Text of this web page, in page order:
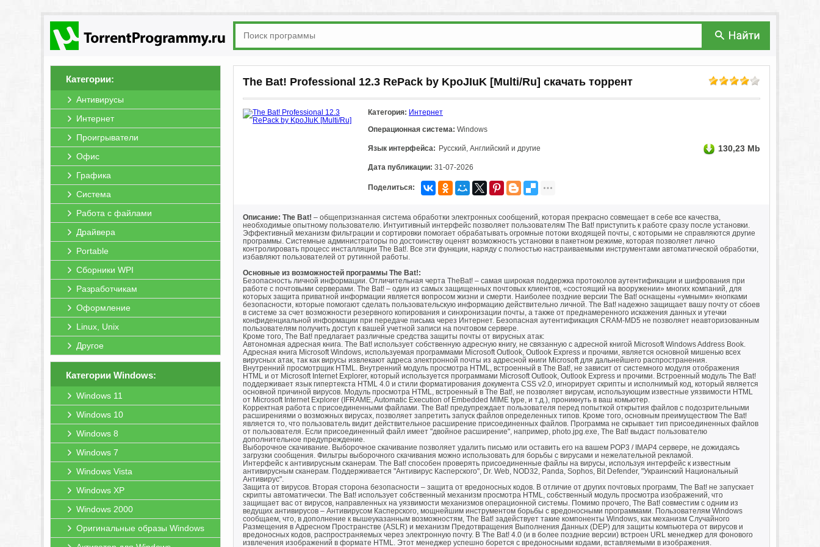
Категории:
Антивирусы
Интернет
Проигрыватели
Офис
Графика
Система
Работа с файлами
Драйвера
Portable
Сборники WPI
Разработчикам
Оформление
Linux, Unix
Другое
Категории Windows:
Windows 11
Windows 10
Windows 8
Windows 7
Windows Vista
Windows XP
Windows 2000
Оригинальные образы Windows
The Bat! Professional 12.3 RePack by KpoJIuK [Multi/Ru] скачать торрент
Категория: Интернет
Операционная система: Windows
Язык интерфейса: Русский, Английский и другие 130,23 Mb
Дата публикации: 31-07-2026
Поделиться:
Описание: The Bat! – общепризнанная система обработки электронных сообщений, которая прекрасно совмещает в себе все качества,
необходимые опытному пользователю. Интуитивный интерфейс позволяет пользователям The Bat! приступить к работе сразу после установки.
Эффективный механизм фильтрации и сортировки помогает обрабатывать огромные потоки входящей почты, с которыми не справляются другие
программы. Системные администраторы по достоинству оценят возможность установки в пакетном режиме, которая позволяет лично
контролировать процесс инсталляции The Bat!. Все эти функции, наряду с полностью настраиваемыми инструментами автоматической обработки,
избавляют пользователей от рутинной работы.
Основные из возможностей программы The Bat!:
Безопасность личной информации. Отличительная черта TheBat! – самая широкая поддержка протоколов аутентификации и шифрования при
работе с почтовыми серверами. The Bat! – один из самых защищенных почтовых клиентов, «состоящий на вооружении» многих компаний, для
которых защита приватной информации является вопросом жизни и смерти. Наиболее поздние версии The Bat! оснащены «умными» кнопками
безопасности, которые помогают сделать пользовательскую информацию действительно личной. The Bat! надежно защищает вашу почту от сбоев
в системе за счет возможности резервного копирования и синхронизации почты, а также от преднамеренного искажения данных и утечки
конфиденциальной информации при передаче письма через Интернет. Безопасная аутентификация CRAM-MD5 не позволяет неавторизованным
пользователям получить доступ к вашей учетной записи на почтовом сервере.
Кроме того, The Bat! предлагает различные средства защиты почты от вирусных атак:
Автономная адресная книга. The Bat! использует собственную адресную книгу, не связанную с адресной книгой Microsoft Windows Address Book.
Адресная книга Microsoft Windows, используемая программами Microsoft Outlook, Outlook Express и прочими, является основной мишенью всех
вирусных атак, так как вирусы извлекают адреса электронной почты из адресной книги Microsoft для дальнейшего распространения.
Внутренний просмотрщик HTML. Внутренний модуль просмотра HTML, встроенный в The Bat!, не зависит от системного модуля отображения
HTML и от Microsoft Internet Explorer, который используется программами Microsoft Outlook, Outlook Express и прочими. Встроенный модуль The Bat!
поддерживает язык гипертекста HTML 4.0 и стили форматирования документа CSS v2.0, игнорирует скрипты и исполнимый код, который является
основной причиной вирусов. Модуль просмотра HTML, встроенный в The Bat!, не позволяет вирусам, использующим известные уязвимости HTML
от Microsoft Internet Explorer (IFRAME, Automatic Execution of Embedded MIME type, и т.д.), проникнуть в ваш комьютер.
Корректная работа с присоединенными файлами. The Bat! предупреждает пользователя перед попыткой открытия файлов с подозрительными
расширениями о возможных вирусах, позволяет запретить запуск файлов определенных типов. Кроме того, основным преимуществом The Bat!
является то, что пользователь видит действительное расширение присоединенных файлов. Программа не скрывает тип присоединенных файлов
от пользователя. Если присоединенный файл имеет "двойное расширение", например, photo.jpg.exe, The Bat! выдаст пользователю
дополнительное предупреждение.
Выборочное скачивание. Выборочное скачивание позволяет удалить письмо или оставить его на вашем POP3 / IMAP4 сервере, не дожидаясь
загрузки сообщения. Фильтры выборочного скачивания можно использовать для борьбы с вирусами и нежелательной рекламой.
Интерфейс к антивирусным сканерам. The Bat! способен проверять присоединенные файлы на вирусы, используя интерфейс к известным
антивирусным сканерам. Поддерживается "Антивирус Касперского", Dr. Web, NOD32, Panda, Sophos, Bit Defender, "Украинский Национальный
Антивирус".
Защита от вирусов. Вторая сторона безопасности – защита от вредоносных кодов. В отличие от других почтовых программ, The Bat! не запускает
скрипты автоматически. The Bat! использует собственный механизм просмотра HTML, собственный модуль просмотра изображений, что
защищает вас от вирусов, направленных на уязвимости механизмов операционной системы. Помимо прочего, The Bat! совместим с одним из
ведущих антивирусов – Антивирусом Касперского, мощнейшим инструментом борьбы с вредоносными программами. Пользователям Windows
сообщаем, что, в дополнение к вышеуказанным возможностям, The Bat! задействует такие компоненты Windows, как механизм Случайного
Размещения в Адресном Пространстве (ASLR) и механизм Предотвращения Выполнения Данных (DEP) для защиты компьютера от вирусов и
вредоносных кодов, распространяемых через электронную почту. В The Bat! 4.0 (и в более поздние версии) встроен URL менеджер для фонового
извлечения изображений в формате HTML. Этот менеджер успешно борется с вредоносными кодами, вставляемыми в изображения.